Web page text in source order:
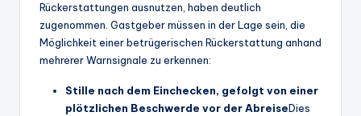
Rückerstattungen ausnutzen, haben deutlich
zugenommen. Gastgeber müssen in der Lage sein, die
Möglichkeit einer betrügerischen Rückerstattung anhand
mehrerer Warnsignale zu erkennen:
Stille nach dem Einchecken, gefolgt von einer
plötzlichen Beschwerde vor der AbreiseDies